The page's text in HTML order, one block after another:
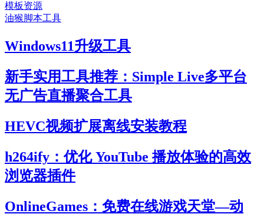
模板资源
油猴脚本工具
Windows11升级工具
新手实用工具推荐：Simple Live多平台
无广告直播聚合工具
HEVC视频扩展离线安装教程
h264ify：优化 YouTube 播放体验的高效
浏览器插件
OnlineGames：免费在线游戏天堂—动